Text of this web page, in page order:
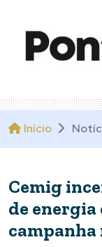
Início
Cemig
de
campanha